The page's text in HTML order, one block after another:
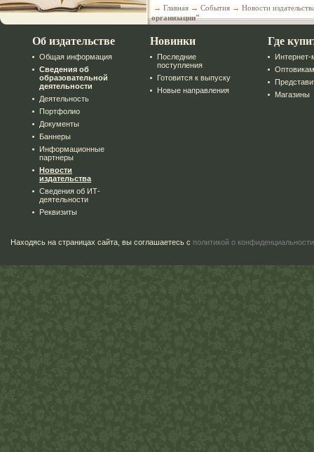
→ Главная → События → Новости
организации"
Об издательстве
Общая информация
Сведения об
образовательной
деятельности
Деятельность
Портфолио
Документы
Баннеры
Информационные
партнеры
Новости
издательства
Сведения об ИТ-
деятельности
Реквизиты
Новинки
Последние
поступления
Готовится к выпуску
Новые направления
Где
Интернет-
Оптовикам
Магазины
Находясь на страницах сайта, вы соглашаетесь с политикой о конфиденциальности